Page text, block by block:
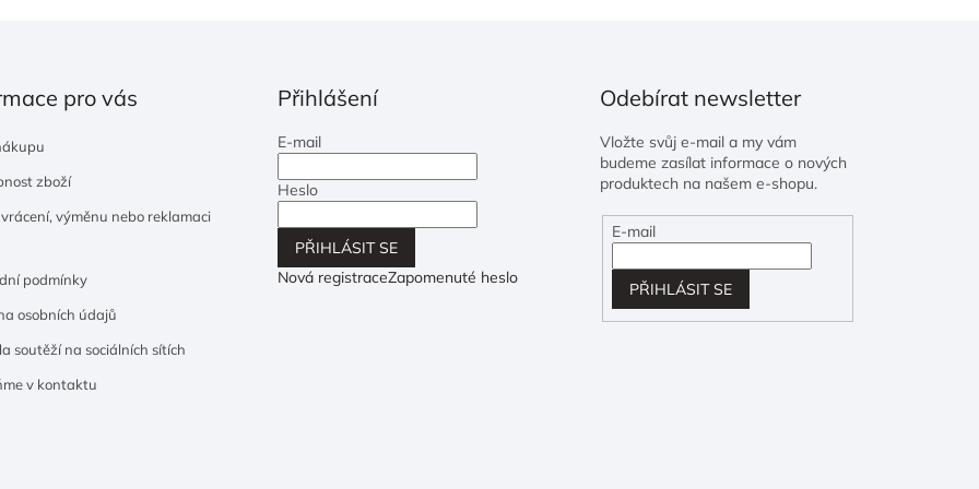
pro vás
zboží
vrácení, výměnu nebo reklamaci
podmínky
osobních údajů
soutěží na sociálních sítích
v kontaktu
Přihlášení
E-mail
Heslo
PŘIHLÁSIT SE
Nová registraceZapomenuté heslo
Odebírat newsletter
Vložte svůj e-mail a my vám
budeme zasílat informace o nových
produktech na našem e-shopu.
E-mail
PŘIHLÁSIT SE